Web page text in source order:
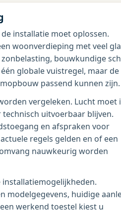
installatie moet oplossen.
woonverdieping met veel
bouwkundige
globale vuistregel, maar de
passend kunnen zijn.
vergeleken. Lucht moet
uitvoerbaar blijven.
en afspraken voor
regels gelden en of een
nauwkeurig worden
installatiemogelijkheden.
modelgegevens, huidige
werkend toestel kiest u